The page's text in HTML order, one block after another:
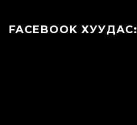
FACEBOOK ХУУДАС: